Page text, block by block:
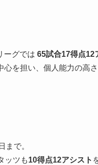
ーグでは 65試合17得点12
を担い、個人能力の高
まで。
ッツも10得点12アシスト